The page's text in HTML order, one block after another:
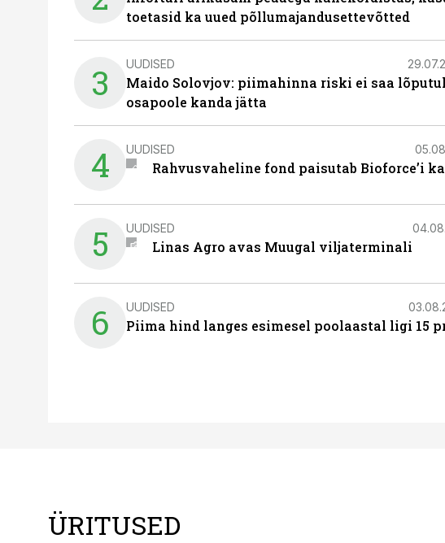
toetasid ka uued põllumajandusettevõtted
3 UUDISED
Maido Solovjov: piimahinna riski ei saa
osapoole kanda jätta
4 UUDISED
Rahvusvaheline fond paisutab Bioforce’i
5 UUDISED
Linas Agro avas Muugal viljaterminali
6 UUDISED
Piima hind langes esimesel poolaastal ligi 15
ÜRITUSED